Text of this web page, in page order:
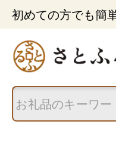
初めての方でも簡